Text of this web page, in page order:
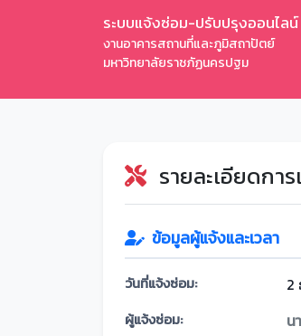
ระบบแจ้งซ่อม-ปรับปรุงออนไลน์
งานอาคารสถานที่และภูมิสถาปัตย์
มหาวิทยาลัยราชภัฏนครปฐม
รายละเอียดกา
ข้อมูลผู้แจ้งและเวลา
วันที่แจ้งซ่อม: 2
ผู้แจ้งซ่อม: น